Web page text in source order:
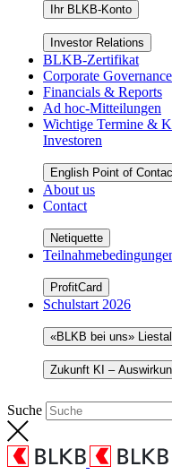
Ihr BLKB-Konto
Investor Relations
BLKB-Zertifikat
Corporate Governance
Financials & Reports
Ad hoc-Mitteilungen
Wichtige Termine &
Investoren
English Point of
About us
Contact
Netiquette
ProfitCard
Schulstart 2026
«BLKB bei uns»
Zukunft KI –
Suche